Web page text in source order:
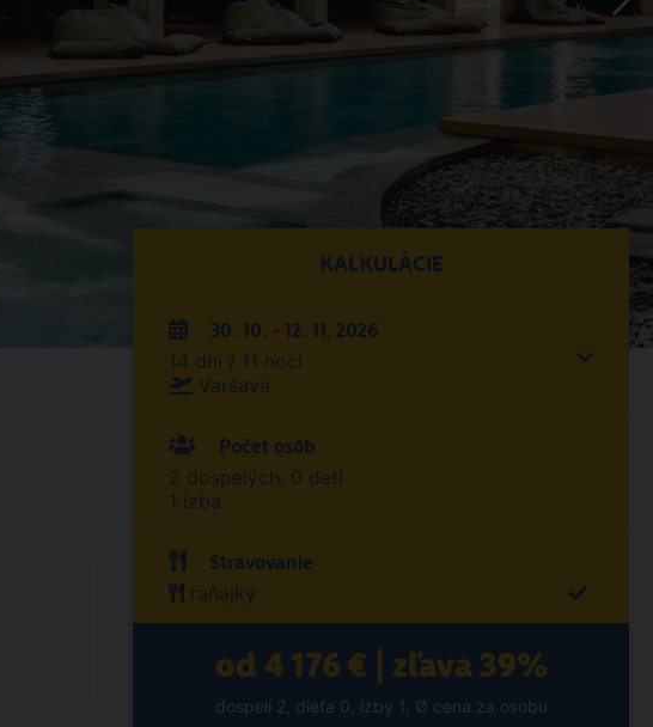
KALKULÁCIE
30. 10. - 12. 11. 2026
14 dní / 11 nocí
Varšava
Počet osôb
2 dospelých, 0 detí
1 izba
Stravovanie
raňajky
od 4 176 € | zľava 39%
dospelí 2, dieťa 0, izby 1, Ø cena za osobu